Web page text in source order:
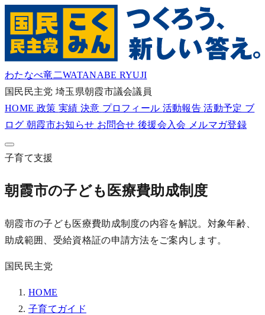
わたなべ竜二WATANABE RYUJI
国民民主党 埼玉県朝霞市議会議員
HOME 政策 実績 決意 プロフィール 活動報告活動予定 ブ
ログ 朝霞市お知らせ お問合せ後援会入会 メルマガ登録
子育て支援
朝霞市の子ども医療費助成制度
朝霞市の子ども医療費助成制度の内容を解説。対象年齢、
助成範囲、受給資格証の申請方法をご案内します。
国民民主党
HOME
子育てガイド